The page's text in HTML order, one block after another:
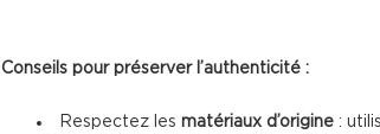
Conseils pour préserver l’authenticité :
Respectez les matériaux d’origine :